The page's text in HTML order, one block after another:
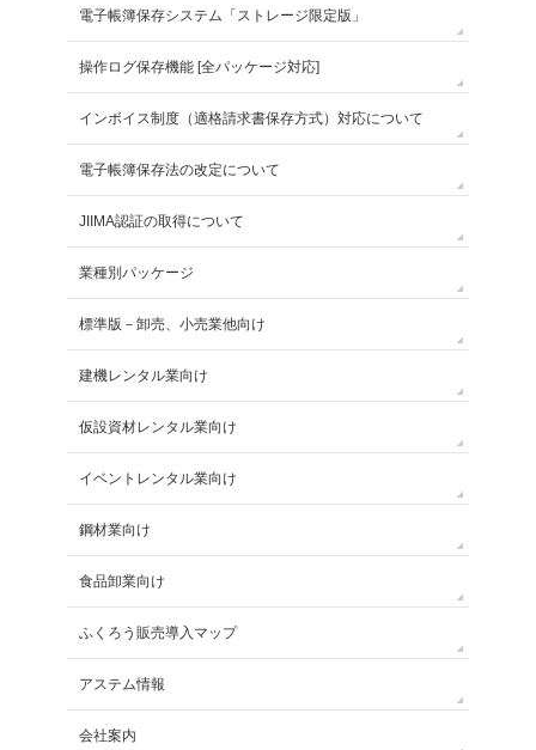
電子帳簿保存システム「ストレージ限定版」
操作ログ保存機能 [全パッケージ対応]
インボイス制度（適格請求書保存方式）対応について
電子帳簿保存法の改定について
JIIMA認証の取得について
業種別パッケージ
標準版－卸売、小売業他向け
建機レンタル業向け
仮設資材レンタル業向け
イベントレンタル業向け
鋼材業向け
食品卸業向け
ふくろう販売導入マップ
アステム情報
会社案内